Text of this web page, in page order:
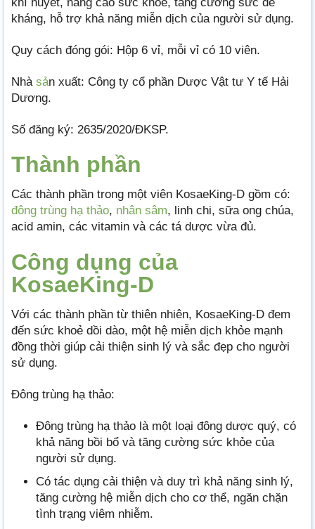
kháng, hỗ trợ khả năng miễn dịch của người sử dụng.
Quy cách đóng gói: Hộp 6 vỉ, mỗi vỉ có 10 viên.
Nhà sản xuất: Công ty cổ phần Dược Vật tư Y tế Hải
Dương.
Số đăng ký: 2635/2020/ĐKSP.
Thành phần
Các thành phần trong một viên KosaeKing-D gồm có:
đông trùng hạ thảo, nhân sâm, linh chi, sữa ong chúa,
acid amin, các vitamin và các tá dược vừa đủ.
Công dụng của
KosaeKing-D
Với các thành phần từ thiên nhiên, KosaeKing-D đem
đến sức khoẻ dồi dào, một hệ miễn dịch khỏe mạnh
đồng thời giúp cải thiện sinh lý và sắc đẹp cho người
sử dụng.
Đông trùng hạ thảo:
Đông trùng hạ thảo là một loại đông dược quý, có
khả năng bồi bổ và tăng cường sức khỏe của
người sử dụng.
Có tác dụng cải thiện và duy trì khả năng sinh lý,
tăng cường hệ miễn dịch cho cơ thể, ngăn chặn
tình trạng viêm nhiễm.